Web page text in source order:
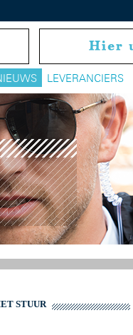
LEVERANCIERS
STUUR